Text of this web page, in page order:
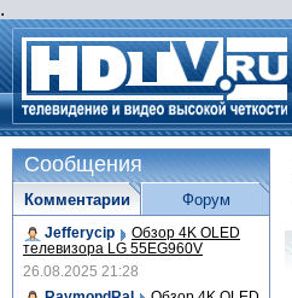
.
Сообщения
Комментарии
Jefferycip Обзор 4K OLED
телевизора LG 55EG960V
26.08.2025 21:28
Форум